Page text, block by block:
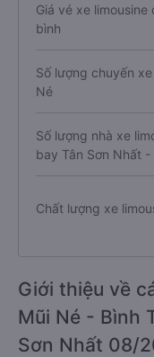
Giá vé xe limousine
bình
Số lượng chuyến
Né
Số lượng nhà xe
bay Tân Sơn Nhất -
Chất lượng xe
Giới thiệu về
Mũi Né - Bình
Sơn Nhất 08/